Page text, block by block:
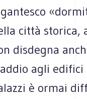
città storica,
disdegna
agli
è ormai